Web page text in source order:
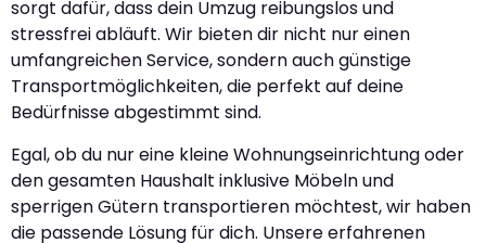
sorgt dafür, dass dein Umzug reibungslos und
stressfrei abläuft. Wir bieten dir nicht nur einen
umfangreichen Service, sondern auch günstige
Transportmöglichkeiten, die perfekt auf deine
Bedürfnisse abgestimmt sind.
Egal, ob du nur eine kleine Wohnungseinrichtung oder
den gesamten Haushalt inklusive Möbeln und
sperrigen Gütern transportieren möchtest, wir haben
die passende Lösung für dich. Unsere erfahrenen